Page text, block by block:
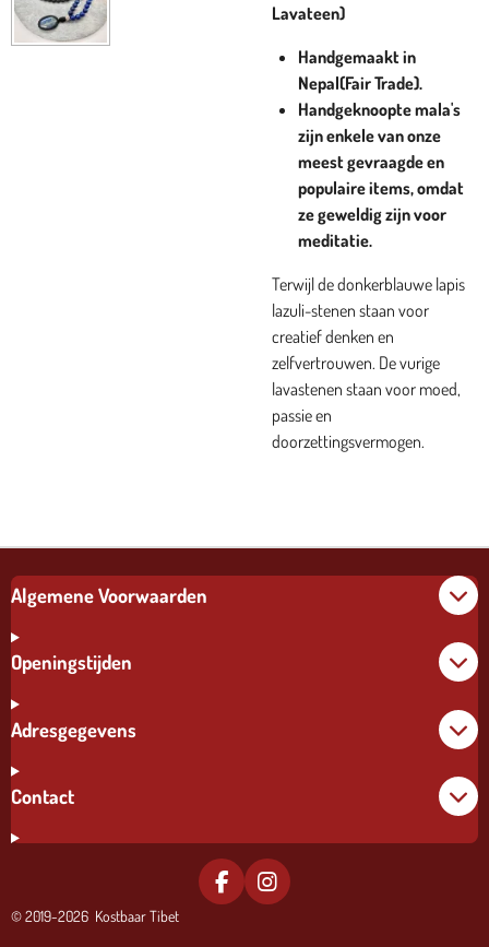
Lavateen)
Handgemaakt in
Nepal(Fair Trade).
Handgeknoopte mala's
zijn enkele van onze
meest gevraagde en
populaire items, omdat
ze geweldig zijn voor
meditatie.
Terwijl de donkerblauwe lapis
lazuli-stenen staan ​​voor
creatief denken en
zelfvertrouwen. De vurige
lavastenen staan ​​voor moed,
passie en
doorzettingsvermogen.
Algemene Voorwaarden
Openingstijden
Adresgegevens
Contact
F
A
I
N
© 2019-2026 Kostbaar Tibet